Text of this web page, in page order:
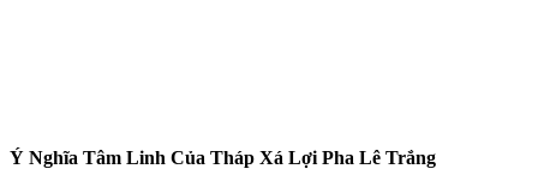
Ý Nghĩa Tâm Linh Của Tháp Xá Lợi Pha Lê Trắng